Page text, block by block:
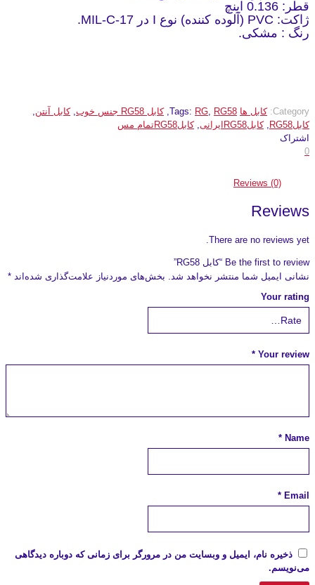
قطر: 0.136 اینچ
ژاکت: PVC (آلوده کننده) نوع I در MIL-C-17.
رنگ : مشکی.
Category: کابل ها Tags: RG RG58
,کابل RG58 جنس خوب ,کابل آنتن
کابلRG58
,کابلRG58ایرانی ,کابلRG58تمام مس
اشتراک
0
Reviews (0)
Reviews
There are no reviews yet.
Be the first to review “کابل RG58”
نشانی ایمیل شما منتشر نخواهد شد. بخش‌های موردنیاز علامت‌گذاری شده‌اند *
Your rating
Your review
*
Name
*
Email
*
ذخیره نام، ایمیل و وبسایت من در مرورگر برای زمانی که دوباره دیدگاهی
می‌نویسم.